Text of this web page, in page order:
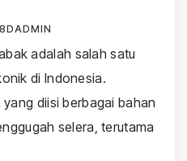
adalah salah satu
di Indonesia.
diisi berbagai bahan
selera, terutama